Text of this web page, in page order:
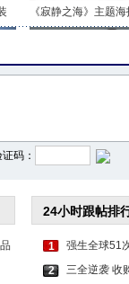
《寂静之海》主题海
码：
24小时跟帖排
1
强生全球51
2
三全逆袭 收